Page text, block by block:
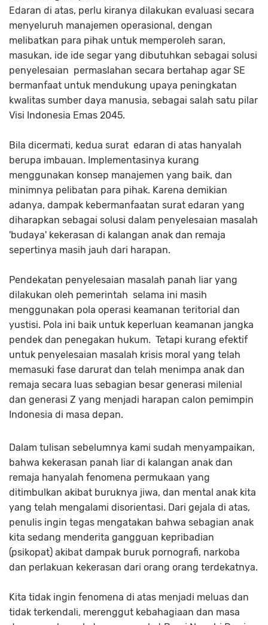
Edaran di atas, perlu kiranya dilakukan evaluasi secara
menyeluruh manajemen operasional, dengan
melibatkan para pihak untuk memperoleh saran,
masukan, ide ide segar yang dibutuhkan sebagai solusi
penyelesaian permaslahan secara bertahap agar SE
bermanfaat untuk mendukung upaya peningkatan
kwalitas sumber daya manusia, sebagai salah satu pilar
Visi Indonesia Emas 2045.
Bila dicermati, kedua surat edaran di atas hanyalah
berupa imbauan. Implementasinya kurang
menggunakan konsep manajemen yang baik, dan
minimnya pelibatan para pihak. Karena demikian
adanya, dampak kebermanfaatan surat edaran yang
diharapkan sebagai solusi dalam penyelesaian masalah
'budaya' kekerasan di kalangan anak dan remaja
sepertinya masih jauh dari harapan.
Pendekatan penyelesaian masalah panah liar yang
dilakukan oleh pemerintah selama ini masih
menggunakan pola operasi keamanan teritorial dan
yustisi. Pola ini baik untuk keperluan keamanan jangka
pendek dan penegakan hukum. Tetapi kurang efektif
untuk penyelesaian masalah krisis moral yang telah
memasuki fase darurat dan telah menimpa anak dan
remaja secara luas sebagian besar generasi milenial
dan generasi Z yang menjadi harapan calon pemimpin
Indonesia di masa depan.
Dalam tulisan sebelumnya kami sudah menyampaikan,
bahwa kekerasan panah liar di kalangan anak dan
remaja hanyalah fenomena permukaan yang
ditimbulkan akibat buruknya jiwa, dan mental anak kita
yang telah mengalami disorientasi. Dari gejala di atas,
penulis ingin tegas mengatakan bahwa sebagian anak
kita sedang menderita gangguan kepribadian
(psikopat) akibat dampak buruk pornografi, narkoba
dan perlakuan kekerasan dari orang orang terdekatnya.
Kita tidak ingin fenomena di atas menjadi meluas dan
tidak terkendali, merenggut kebahagiaan dan masa